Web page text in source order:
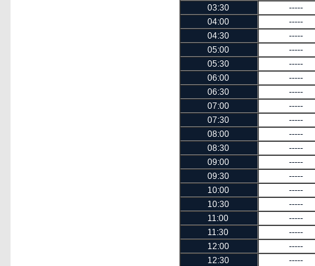
03:30
-----
04:00
-----
04:30
-----
05:00
-----
05:30
-----
06:00
-----
06:30
-----
07:00
-----
07:30
-----
08:00
-----
08:30
-----
09:00
-----
09:30
-----
10:00
-----
10:30
-----
11:00
-----
11:30
-----
12:00
-----
12:30
-----